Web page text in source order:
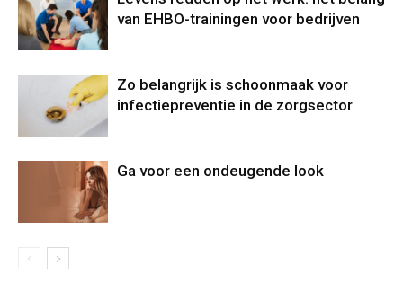
van EHBO-trainingen voor bedrijven
Zo belangrijk is schoonmaak voor
infectiepreventie in de zorgsector
Ga voor een ondeugende look